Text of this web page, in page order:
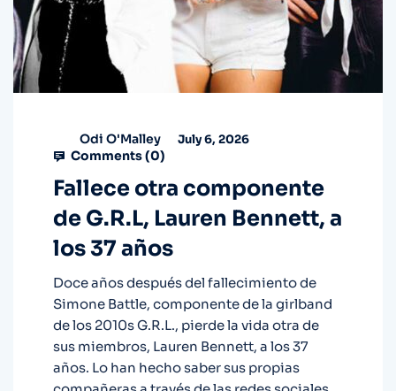
Odi O'Malley July 6, 2026
Comments (0)
Fallece otra componente
de G.R.L, Lauren Bennett, a
los 37 años
Doce años después del fallecimiento de
Simone Battle, componente de la girlband
de los 2010s G.R.L., pierde la vida otra de
sus miembros, Lauren Bennett, a los 37
años. Lo han hecho saber sus propias